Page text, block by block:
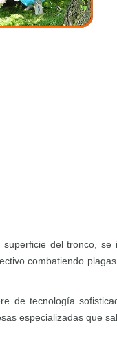
del tronco,
combatiendo
de tecnología
especializadas que